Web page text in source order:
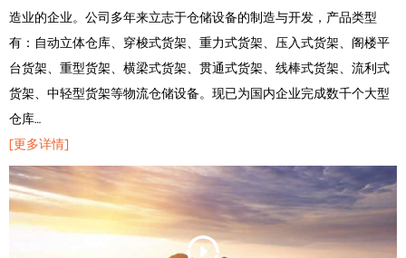
造业的企业。公司多年来立志于仓储设备的制造与开发，产品类型
有：自动立体仓库、穿梭式货架、重力式货架、压入式货架、阁楼平
台货架、重型货架、横梁式货架、贯通式货架、线棒式货架、流利式
货架、中轻型货架等物流仓储设备。现已为国内企业完成数千个大型
仓库…
[更多详情]